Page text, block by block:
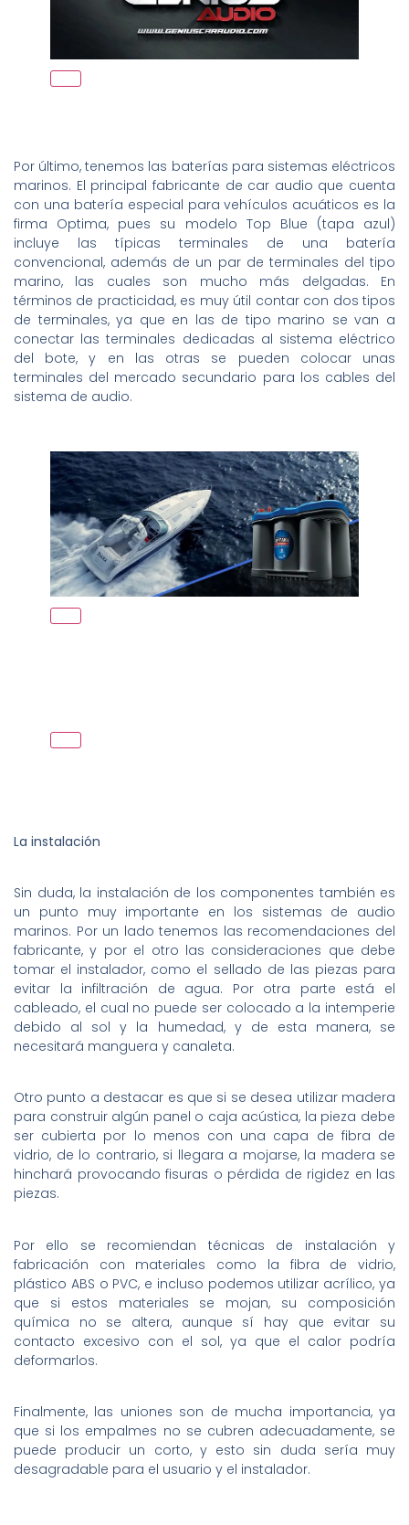
Por último, tenemos las baterías para sistemas eléctricos
marinos. El principal fabricante de car audio que cuenta
con una batería especial para vehículos acuáticos es la
firma Optima, pues su modelo Top Blue (tapa azul)
incluye las típicas terminales de una batería
convencional, además de un par de terminales del tipo
marino, las cuales son mucho más delgadas. En
términos de practicidad, es muy útil contar con dos tipos
de terminales, ya que en las de tipo marino se van a
conectar las terminales dedicadas al sistema eléctrico
del bote, y en las otras se pueden colocar unas
terminales del mercado secundario para los cables del
sistema de audio.
La instalación
Sin duda, la instalación de los componentes también es
un punto muy importante en los sistemas de audio
marinos. Por un lado tenemos las recomendaciones del
fabricante, y por el otro las consideraciones que debe
tomar el instalador, como el sellado de las piezas para
evitar la infiltración de agua. Por otra parte está el
cableado, el cual no puede ser colocado a la intemperie
debido al sol y la humedad, y de esta manera, se
necesitará manguera y canaleta.
Otro punto a destacar es que si se desea utilizar madera
para construir algún panel o caja acústica, la pieza debe
ser cubierta por lo menos con una capa de fibra de
vidrio, de lo contrario, si llegara a mojarse, la madera se
hinchará provocando fisuras o pérdida de rigidez en las
piezas.
Por ello se recomiendan técnicas de instalación y
fabricación con materiales como la fibra de vidrio,
plástico ABS o PVC, e incluso podemos utilizar acrílico, ya
que si estos materiales se mojan, su composición
química no se altera, aunque sí hay que evitar su
contacto excesivo con el sol, ya que el calor podría
deformarlos.
Finalmente, las uniones son de mucha importancia, ya
que si los empalmes no se cubren adecuadamente, se
puede producir un corto, y esto sin duda sería muy
desagradable para el usuario y el instalador.